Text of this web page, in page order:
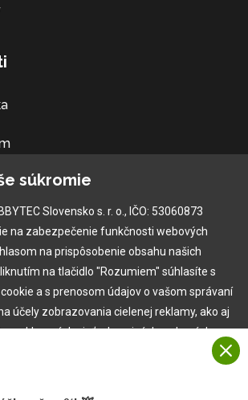
ceny
súkromie
Slovensko s. r. o., IČO: 53060873
na zabezpečenie funkčnosti webových
na prispôsobenie obsahu našich
na tlačidlo "Rozumiem" súhlasíte s
a s prenosom údajov o vašom správaní
účely zobrazovania cielenej reklamy, ako aj
a reklamných sieťach na iných webových